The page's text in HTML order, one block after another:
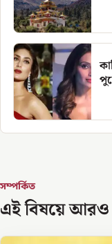
সম্পর্কিত
এই বিষয়ে আরও